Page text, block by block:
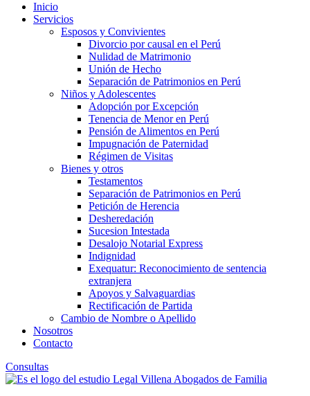
Inicio
Servicios
Esposos y Convivientes
Divorcio por causal en el Perú
Nulidad de Matrimonio
Unión de Hecho
Separación de Patrimonios en Perú
Niños y Adolescentes
Adopción por Excepción
Tenencia de Menor en Perú
Pensión de Alimentos en Perú
Impugnación de Paternidad
Régimen de Visitas
Bienes y otros
Testamentos
Separación de Patrimonios en Perú
Petición de Herencia
Desheredación
Sucesion Intestada
Desalojo Notarial Express
Indignidad
Exequatur: Reconocimiento de sentencia
extranjera
Apoyos y Salvaguardias
Rectificación de Partida
Cambio de Nombre o Apellido
Nosotros
Contacto
Consultas